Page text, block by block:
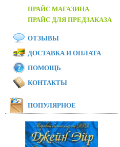
ПРАЙС МАГАЗИНА
ПРАЙС ДЛЯ ПРЕДЗАКАЗА
ОТЗЫВЫ
ДОСТАВКА И ОПЛАТА
ПОМОЩЬ
КОНТАКТЫ
ПОПУЛЯРНОЕ